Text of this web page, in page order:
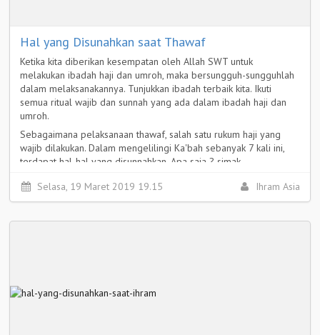
Hal yang Disunahkan saat Thawaf
Ketika kita diberikan kesempatan oleh Allah SWT untuk
melakukan ibadah haji dan umroh, maka bersungguh-sungguhlah
dalam melaksanakannya. Tunjukkan ibadah terbaik kita. Ikuti
semua ritual wajib dan sunnah yang ada dalam ibadah haji dan
umroh.
Sebagaimana pelaksanaan thawaf, salah satu rukum haji yang
wajib dilakukan. Dalam mengelilingi Ka'bah sebanyak 7 kali ini,
terdapat hal-hal yang disunnahkan. Apa saja ? simak
Selengkapnya >
Selasa, 19 Maret 2019 19.15 Ihram Asia